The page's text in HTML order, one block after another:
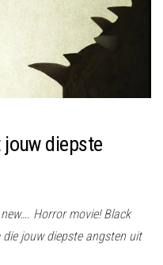
diepste
new…. Horror movie! Black
die jouw diepste angsten uit